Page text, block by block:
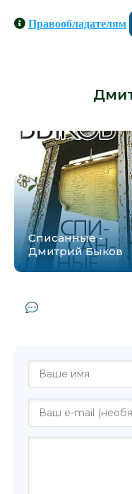
Правообладателям
Списанные -
Дмитрий Быков